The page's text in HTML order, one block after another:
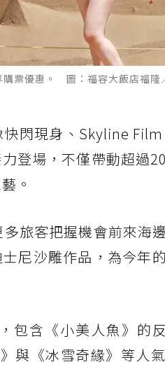
票優惠。 圖：福容大飯店福隆
閃現身、Skyline Film
登場，不僅帶動超過
。
旅客把握機會前來海
尼沙雕作品，為今年
包含《小美人魚》的
與《冰雪奇緣》等人